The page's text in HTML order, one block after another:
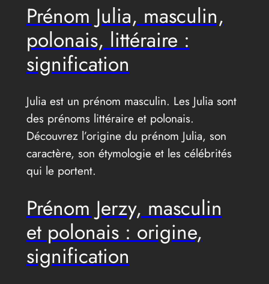
Prénom Julia, masculin,
polonais, littéraire :
signification
Julia est un prénom masculin. Les Julia sont
des prénoms littéraire et polonais.
Découvrez l’origine du prénom Julia, son
caractère, son étymologie et les célébrités
qui le portent.
Prénom Jerzy, masculin
et polonais : origine,
signification